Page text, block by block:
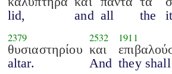
lid,
and all
the
2379
θυσιαστηρίου
altar.
2532
και
And
1911
they